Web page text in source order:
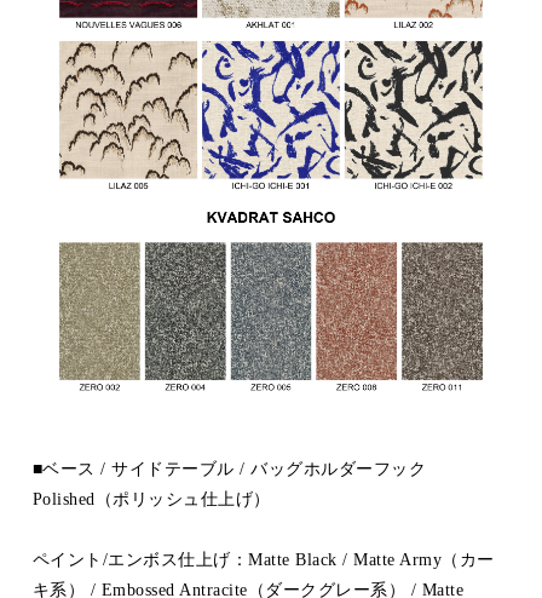
■ベース / サイドテーブル / バッグホルダーフック
Polished（ポリッシュ仕上げ）
ペイント/エンボス仕上げ：Matte Black / Matte Army（カー
キ系） / Embossed Antracite（ダークグレー系） / Matte